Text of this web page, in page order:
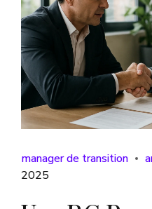
manager de transition
2025